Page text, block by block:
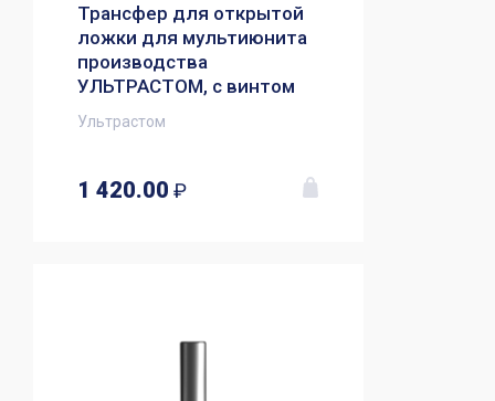
Трансфер для открытой
ложки для мультиюнита
производства
УЛЬТРАСТОМ, с винтом
Ультрастом
1 420.00 ₽